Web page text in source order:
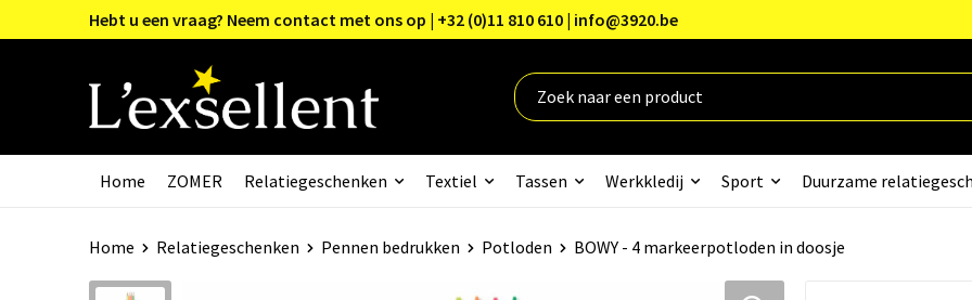
Hebt u een vraag? Neem contact met ons op | +32 (0)11 810 610 | info@3920.be
Home ZOMER Relatiegeschenken Textiel Tassen Werkkledij Sport Duurzame
Home Relatiegeschenken Pennen bedrukken Potloden BOWY - 4 markeerpotloden in doosje